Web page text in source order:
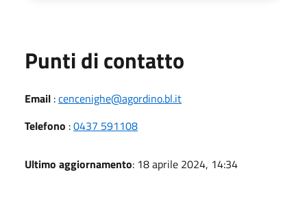
Punti di contatto
Email :cencenighe@agordino.bl.it
Telefono :0437 591108
Ultimo aggiornamento: 18 aprile 2024, 14:34